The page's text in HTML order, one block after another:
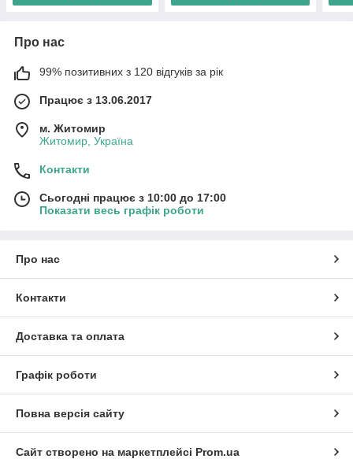
Про нас
99% позитивних з 120 відгуків за рік
Працює з 13.06.2017
м. Житомир
Житомир, Україна
Контакти
Сьогодні працює з 10:00 до 17:00
Показати весь графік роботи
Про нас
Контакти
Доставка та оплата
Графік роботи
Повна версія сайту
Сайт створено на маркетплейсі Prom.ua